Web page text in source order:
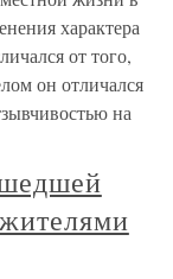
характера
от того,
он отличался
на